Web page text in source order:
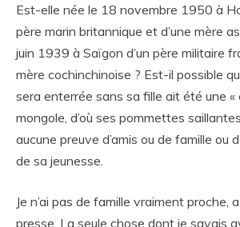
Est-elle née le 18 novembre 1950 à
père marin britannique et d’une mère
juin 1939 à Saïgon d’un père militaire
mère cochinchinoise ? Est-il possible
sera enterrée sans sa fille ait été une «
mongole, d’où ses pommettes saillantes
aucune preuve d’amis ou de famille ou
de sa jeunesse.
Je n’ai pas de famille vraiment proche,
presse. La seule chose dont je savais